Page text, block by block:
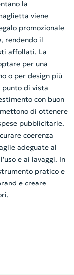
la
viene
promozionale
rendendo il
affollati. La
per una
o per design più
punto di vista
con buon
di ottenere
pubblicitarie.
coerenza
adeguate al
e ai lavaggi. In
pratico e
e creare